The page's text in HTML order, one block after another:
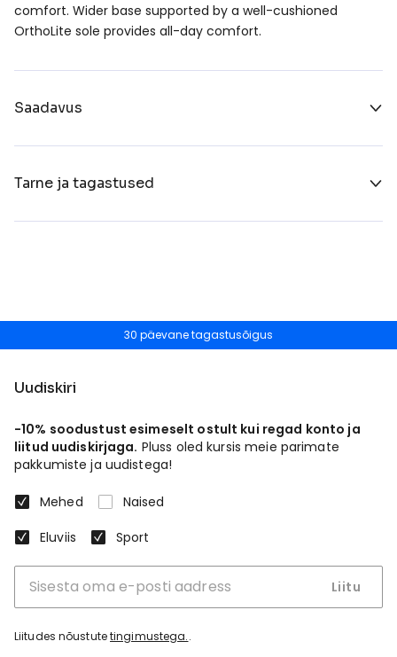
comfort. Wider base supported by a well-cushioned
OrthoLite sole provides all-day comfort.
Saadavus
Tarne ja tagastused
30 päevane tagastusõigus
Uudiskiri
-10% soodustust esimeselt ostult kui regad konto ja
liitud uudiskirjaga. Pluss oled kursis meie parimate
pakkumiste ja uudistega!
Mehed
Naised
Eluviis
Sport
Liitu
Liitudes nõustutetingimustega..